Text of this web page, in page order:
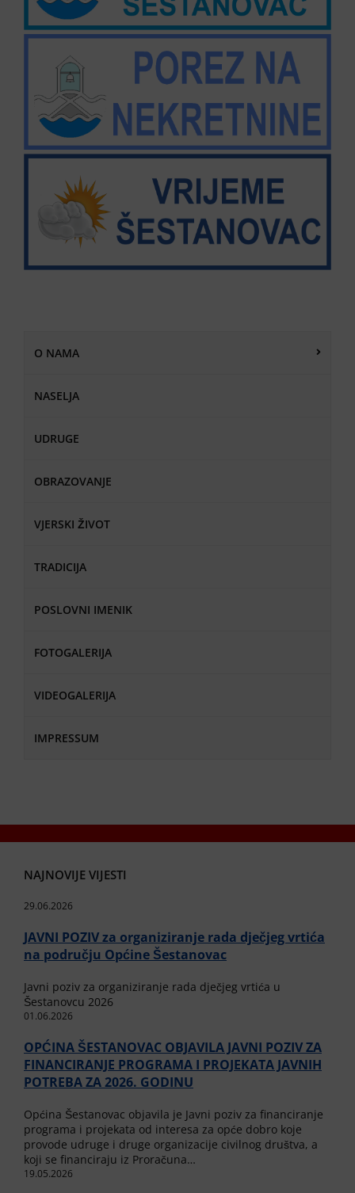
O NAMA
NASELJA
UDRUGE
OBRAZOVANJE
VJERSKI ŽIVOT
TRADICIJA
POSLOVNI IMENIK
FOTOGALERIJA
VIDEOGALERIJA
IMPRESSUM
NAJNOVIJE VIJESTI
29.06.2026
JAVNI POZIV za organiziranje rada dječjeg vrtića
na području Općine Šestanovac
Javni poziv za organiziranje rada dječjeg vrtića u
Šestanovcu 2026
01.06.2026
OPĆINA ŠESTANOVAC OBJAVILA JAVNI POZIV ZA
FINANCIRANJE PROGRAMA I PROJEKATA JAVNIH
POTREBA ZA 2026. GODINU
Općina Šestanovac objavila je Javni poziv za financiranje
programa i projekata od interesa za opće dobro koje
provode udruge i druge organizacije civilnog društva, a
koji se financiraju iz Proračuna…
19.05.2026